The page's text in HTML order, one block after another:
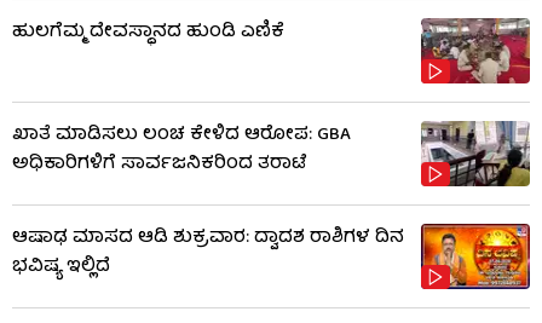
ಹುಲಗೆಮ್ಮ ದೇವಸ್ಥಾನದ ಹುಂಡಿ ಎಣಿಕೆ
ಖಾತೆ ಮಾಡಿಸಲು ಲಂಚ ಕೇಳಿದ ಆರೋಪ: GBA
ಅಧಿಕಾರಿಗಳಿಗೆ ಸಾರ್ವಜನಿಕರಿಂದ ತರಾಟೆ
ಆಷಾಢ ಮಾಸದ ಆಡಿ ಶುಕ್ರವಾರ: ದ್ವಾದಶ ರಾಶಿಗಳ ದಿನ
ಭವಿಷ್ಯ ಇಲ್ಲಿದೆ